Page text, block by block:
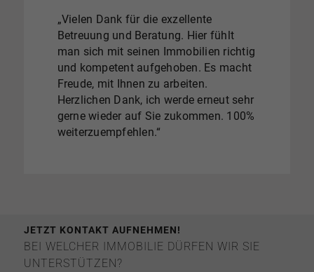
aufgehobengefühlt. Unsere
Ansprechpartner haben sehr schnell
einGefühl für den Charakter und die
Besonderheiten derImmobilie
entwickelt und den Kaufinteressenten
engagiertvermittelt. Wir können
aufgrund unserer Erfahrungen
dasUnternehmen uneingeschärnkt
„Vielen Dank für die exzellente
Betreuung und Beratung. Hier fühlt
man sich mit seinen Immobilien richtig
und kompetent aufgehoben. Es macht
Freude, mit Ihnen zu arbeiten.
Herzlichen Dank, ich werde erneut sehr
gerne wieder auf Sie zukommen. 100%
weiterzuempfehlen.“
JETZT KONTAKT AUFNEHMEN!
BEI WELCHER IMMOBILIE DÜRFEN WIR SIE
UNTERSTÜTZEN?